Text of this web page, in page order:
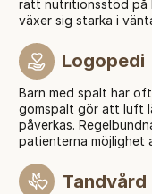
rätt nutritionsstöd på
växer sig starka i
Logopedi
Barn med spalt har
gomspalt gör att luft
påverkas.
patienterna
Tandvård